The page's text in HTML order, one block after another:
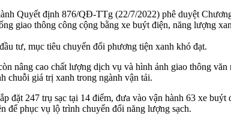
Quyết định 876/QĐ-TTg (22/7/2022) phê duyệt
giao thông công cộng bằng xe buýt điện, năng lượng
tư, mục tiêu chuyển đổi phương tiện xanh khó đạt.
nâng cao chất lượng dịch vụ và hình ảnh giao thông
chuỗi giá trị xanh trong ngành vận tải.
247 trụ sạc tại 14 điểm, đưa vào vận hành 63 xe
để phục vụ lộ trình chuyển đổi năng lượng sạch.